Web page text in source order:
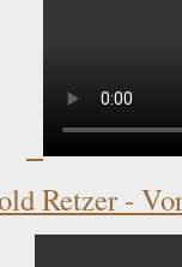
Retzer -